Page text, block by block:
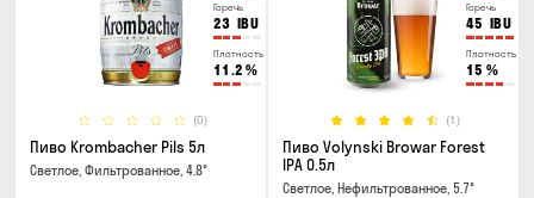
Горечь
23 IBU
Плотность
11.2 %
(0)
Пиво Krombacher Pils 5л
Светлое, Фильтрованное, 4.8°
Горечь
45 IBU
Плотность
15 %
(1)
Пиво Volynski Browar Forest
IPA 0.5л
Светлое, Нефильтрованное, 5.7°